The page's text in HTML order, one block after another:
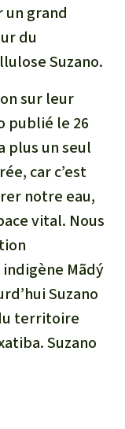
grand
du
Suzano.
sur leur
publié le 26
plus un seul
car c’est
notre eau,
vital. Nous
Mãdý
Suzano
territoire
Suzano